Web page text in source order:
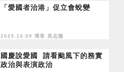
「愛國者治港」促立會蛻變
2025.10.09 博客 吳志隆
國慶說愛國 請看颱風下的務實
政治與表演政治